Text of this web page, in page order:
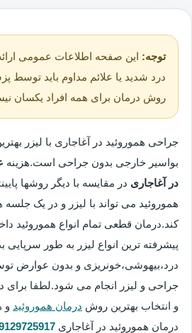
توجه: این صفحه اطلاعات عمومی
درد شدید یا علائم مداوم باید توسط
روش درمان برای همه افراد یکسان
جراحی هموروئید در آغاجاری با لیزر
بواسیر خارجی بدون جراحی است.هزینه
در آغاجاری در مقایسه با دیگر روشها
هموروئید می تواند با لیزر و در یک جلسه
کند.درمان قطعی تمام انواع هموروئید
پیشرفته ترین انواع لیزر به طور سرپایی
درد،بیهوشی،خونریزی و بدون عوارض
جراحی و لیزر انجام می شود.لطفا برای
و انتخاب بهترین روش درمان هموروئید و
درمان هموروئید در آغاجاری